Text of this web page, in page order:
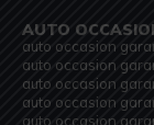
AUTO
auto occasion
auto occasion
auto occasion
auto occasion
auto occasion